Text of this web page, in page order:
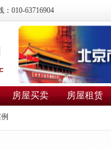
010-63716904
房屋买卖 房屋租赁